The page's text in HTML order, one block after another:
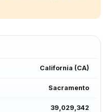
California (CA)
Sacramento
39,029,342